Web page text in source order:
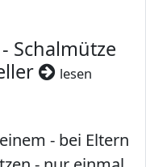
Schalmütze
lesen
- bei Eltern